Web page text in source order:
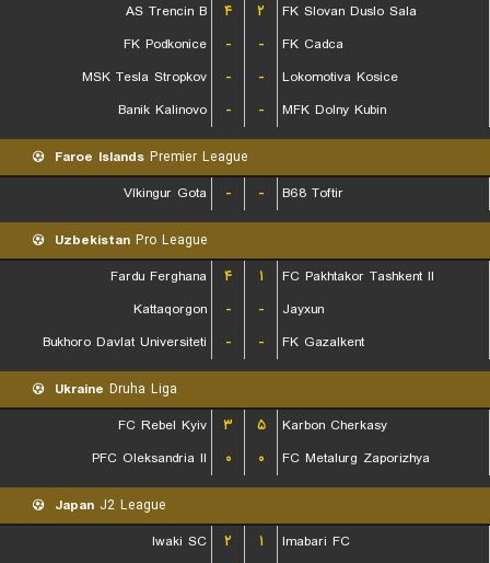
AS Trencin B
۴ ۲
FK Slovan Duslo Sala
FK Podkonice
- -
FK Cadca
MSK Tesla Stropkov
- -
Lokomotiva Kosice
Banik Kalinovo
- - MFK Dolny Kubin
Faroe Islands Premier League
Víkingur Gota
- - B68 Toftir
Uzbekistan Pro League
Fardu Ferghana
۴ ۱
FC Pakhtakor Tashkent II
Kattaqorgon
- -
Jayxun
Bukhoro Davlat Universiteti
- - FK Gazalkent
Ukraine Druha Liga
FC Rebel Kyiv
۳ ۵
Karbon Cherkasy
PFC Oleksandria II
۰ ۰ FC Metalurg Zaporizhya
Japan J2 League
Iwaki SC
۲ ۱
Imabari FC